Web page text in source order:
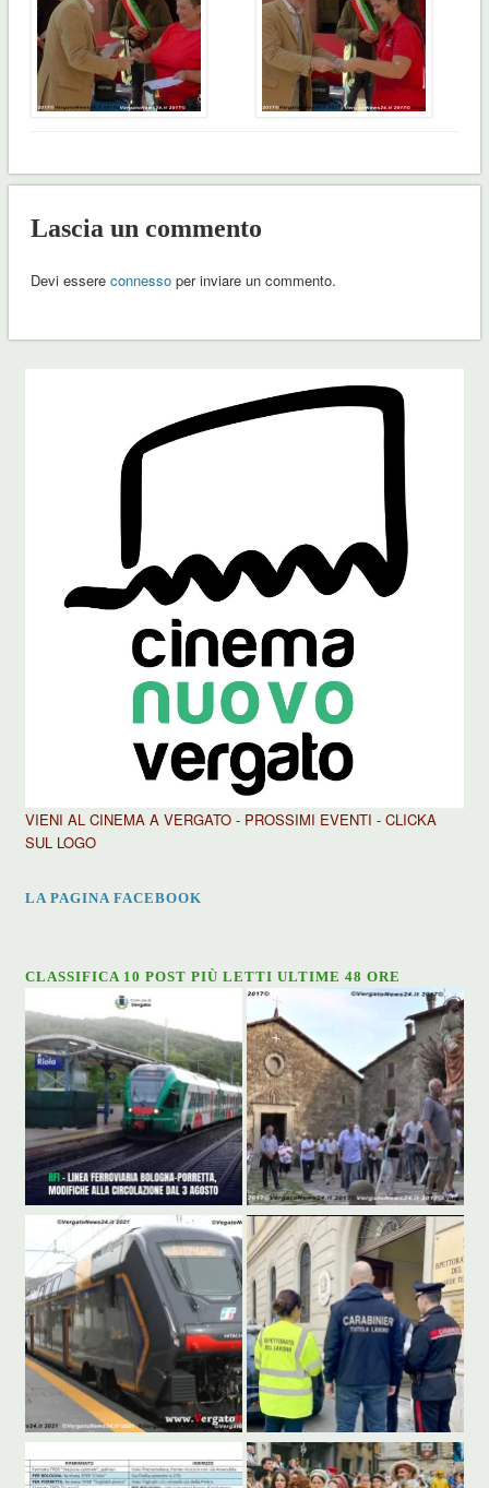
Lascia un commento
Devi essere connessoper inviare un commento.
VIENI AL CINEMA A VERGATO - PROSSIMI EVENTI - CLICKA
SUL LOGO
LA PAGINA FACEBOOK
CLASSIFICA 10 POST PIÙ LETTI ULTIME 48 ORE